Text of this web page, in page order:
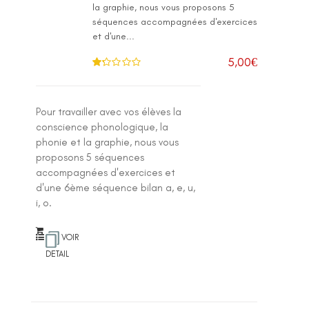
la graphie, nous vous proposons 5
séquences accompagnées d'exercices
et d'une...
sur
5
5,00€
Pour travailler avec vos élèves la
conscience phonologique, la
phonie et la graphie, nous vous
proposons 5 séquences
accompagnées d'exercices et
d'une 6ème séquence bilan a, e, u,
i, o.
VOIR
DETAIL